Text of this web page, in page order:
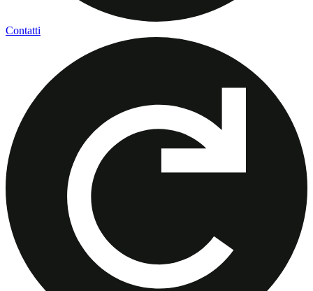
Contatti